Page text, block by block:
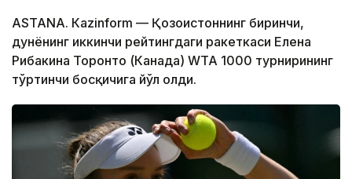
ASTANА. Кazinform — Қозоғистоннинг биринчи,
дунёнинг иккинчи рейтингдаги ракеткаси Елена
Рибакина Торонто (Канада) WТА 1000 турнирининг
тўртинчи босқичига йўл олди.